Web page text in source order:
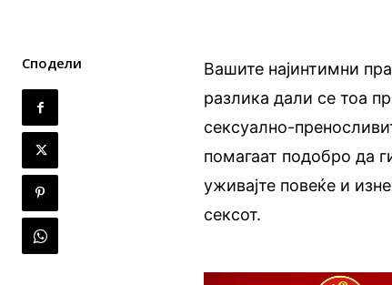
Сподели
Вашите најинтимни
разлика дали се тоа
сексуално-
помагаат подобро да
уживајте повеќе и
сексот.